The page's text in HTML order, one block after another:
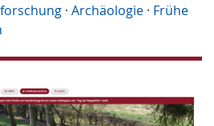
· Archäologie · Frühe